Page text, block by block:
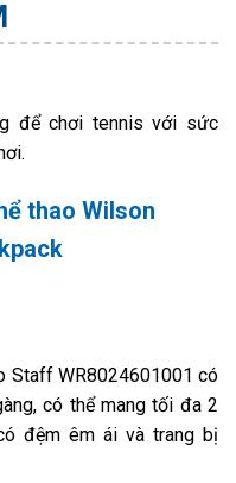
để chơi tennis với sức
thao Wilson
Staff WR8024601001 có
có thể mang tối đa 2
đệm êm ái và trang bị